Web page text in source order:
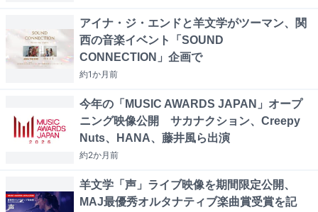
アイナ・ジ・エンドと羊文学がツーマン、関
西の音楽イベント「SOUND
CONNECTION」企画で
約1か月前
今年の「MUSIC AWARDS JAPAN」オープ
ニング映像公開 サカナクション、Creepy
Nuts、HANA、藤井風ら出演
約2か月前
羊文学「声」ライブ映像を期間限定公開、
MAJ最優秀オルタナティブ楽曲賞受賞を記